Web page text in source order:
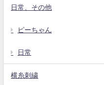
日常、その他
ピーちゃん
日常
横糸刺繍